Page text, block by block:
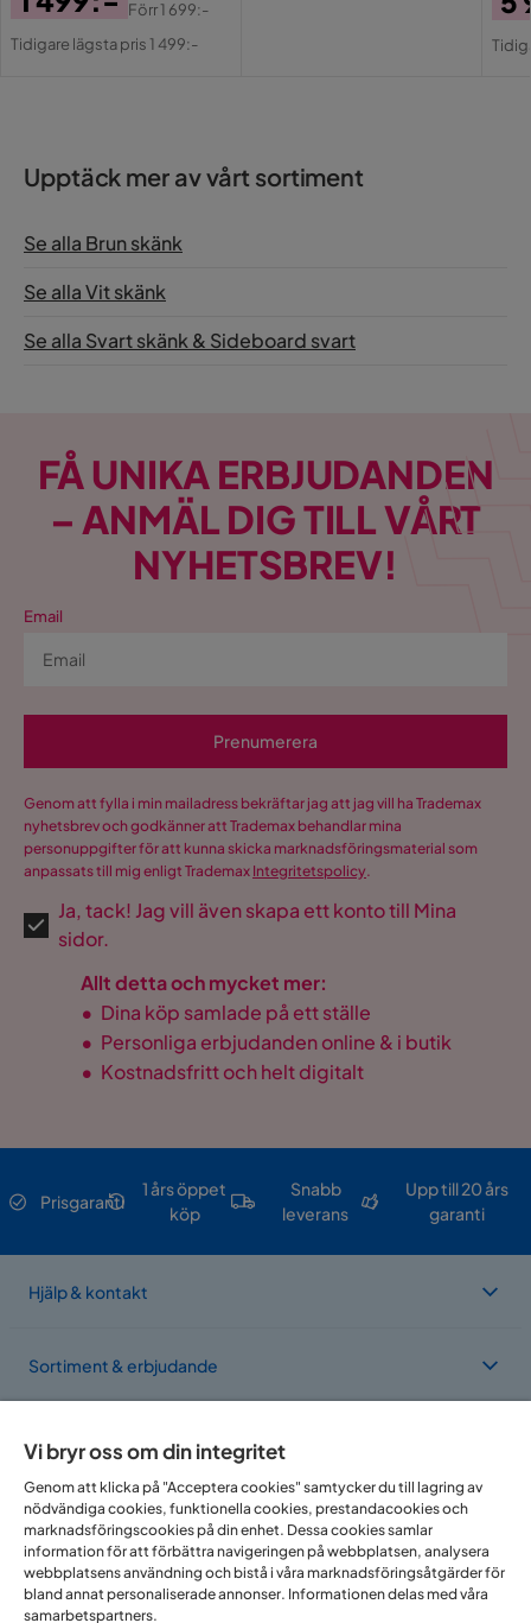
Pris
Original
Förr1 699:-
Tidigare lägsta pris 1 499:-
Upptäck mer av vårt sortiment
Se alla Brun skänk
Se alla Vit skänk
Se alla Svart skänk & Sideboard svart
FÅ UNIKA ERBJUDANDEN
– ANMÄL DIG TILL VÅRT
NYHETSBREV!
Email
Prenumerera
Genom att fylla i min mailadress bekräftar jag att jag vill ha Trademax
nyhetsbrev och godkänner att Trademax behandlar mina
personuppgifter för att kunna skicka marknadsföringsmaterial som
anpassats till mig enligt Trademax Integritetspolicy.
Ja, tack! Jag vill även skapa ett konto till Mina
sidor.
Allt detta och mycket mer:
• Dina köp samlade på ett ställe
• Personliga erbjudanden online & i butik
• Kostnadsfritt och helt digitalt
Prisgaranti
1 års öppet
köp
Snabb
leverans
Upp till 20 års
garanti
Hjälp & kontakt
Sortiment & erbjudande
Om Trademax
Vi finns i flera länder
Vi bryr oss om din integritet
Genom att klicka på "Acceptera cookies" samtycker du till lagring av
nödvändiga cookies, funktionella cookies, prestandacookies och
marknadsföringscookies på din enhet. Dessa cookies samlar
information för att förbättra navigeringen på webbplatsen, analysera
webbplatsens användning och bistå i våra marknadsföringsåtgärder för
bland annat personaliserade annonser. Informationen delas med våra
samarbetspartners.